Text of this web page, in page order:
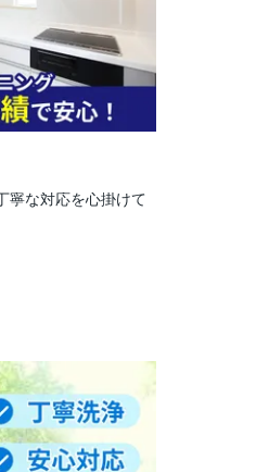
寧な対応を心掛けて